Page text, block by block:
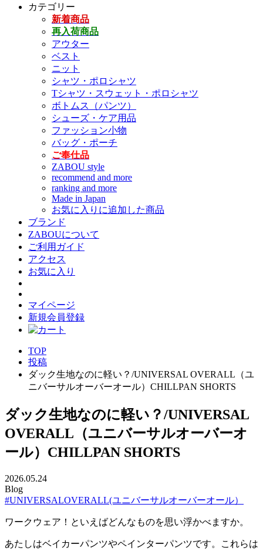
カテゴリー
新着商品
再入荷商品
アウター
ベスト
ニット
シャツ・ポロシャツ
Tシャツ・スウェット・ポロシャツ
ボトムス（パンツ）
シューズ・ケア用品
ファッション小物
バッグ・ポーチ
ご奉仕品
ZABOU style
recommend and more
ranking and more
Made in Japan
お気に入りに追加した商品
ブランド
ZABOUについて
ご利用ガイド
アクセス
お気に入り
マイページ
新規会員登録
TOP
投稿
ダック生地なのに軽い？/UNIVERSAL OVERALL（ユ
ニバーサルオーバーオール）CHILLPAN SHORTS
ダック生地なのに軽い？/UNIVERSAL
OVERALL（ユニバーサルオーバーオ
ール）CHILLPAN SHORTS
2026.05.24
Blog
#UNIVERSALOVERALL(ユニバーサルオーバーオール）
ワークウェア！といえばどんなものを思い浮かべますか。
あたしはベイカーパンツやペインターパンツです。これらは